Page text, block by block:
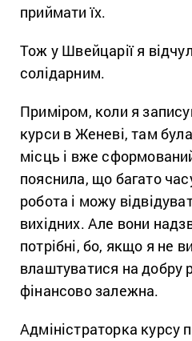
приймати їх.
Тож у Швейцарії я
солідарним.
Приміром, коли я
курси в Женеві, там
місць і вже
пояснила, що багато
робота і можу
вихідних. Але вони
потрібні, бо, якщо я не
влаштуватися на добру
фінансово залежна.
Адміністраторка курсу